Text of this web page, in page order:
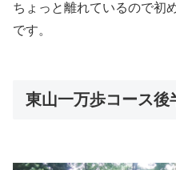
ちょっと離れているので初
です。
東山一万歩コース後